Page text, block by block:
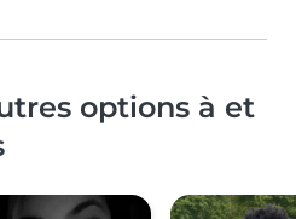
options à et